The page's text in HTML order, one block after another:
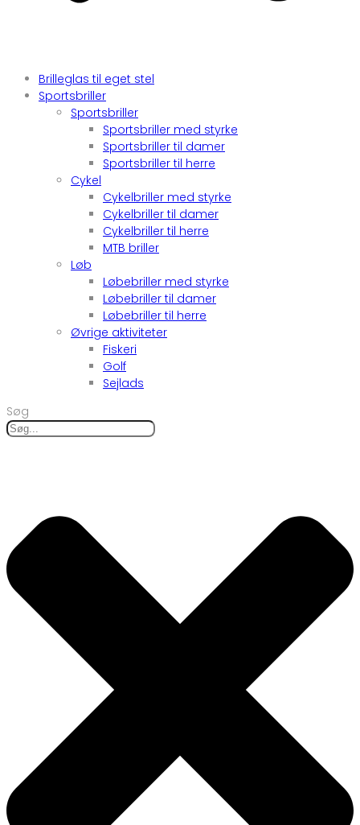
Brilleglas til eget stel
Sportsbriller
Sportsbriller
Sportsbriller med styrke
Sportsbriller til damer
Sportsbriller til herre
Cykel
Cykelbriller med styrke
Cykelbriller til damer
Cykelbriller til herre
MTB briller
Løb
Løbebriller med styrke
Løbebriller til damer
Løbebriller til herre
Øvrige aktiviteter
Fiskeri
Golf
Sejlads
Søg